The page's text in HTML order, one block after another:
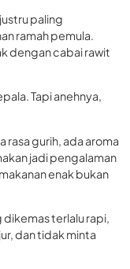
paling
ramah pemula.
dengan cabai rawit
Tapi anehnya,
rasa gurih, ada aroma
jadi pengalaman
enak bukan
dikemas terlalu rapi,
dan tidak minta